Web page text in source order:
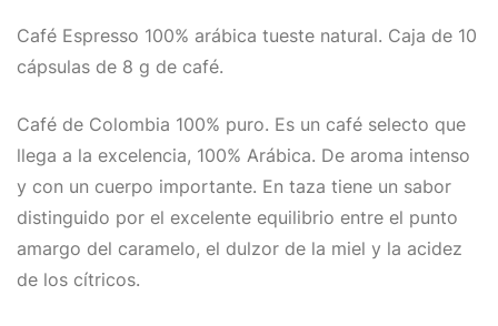
5,10€.
4,30€.
Café Espresso 100% arábica tueste natural. Caja de 10
cápsulas de 8 g de café.
Café de Colombia 100% puro. Es un café selecto que
llega a la excelencia, 100% Arábica. De aroma intenso
y con un cuerpo importante. En taza tiene un sabor
distinguido por el excelente equilibrio entre el punto
amargo del caramelo, el dulzor de la miel y la acidez
de los cítricos.